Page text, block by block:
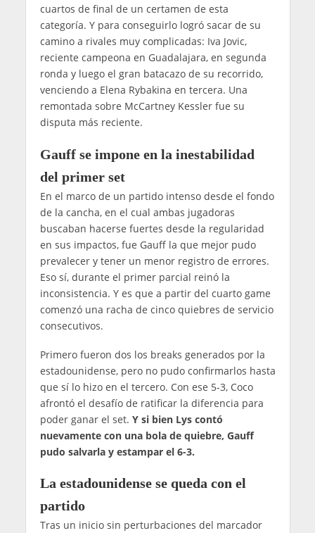
cuartos de final de un certamen de esta
categoría. Y para conseguirlo logró sacar de su
camino a rivales muy complicadas: Iva Jovic,
reciente campeona en Guadalajara, en segunda
ronda y luego el gran batacazo de su recorrido,
venciendo a Elena Rybakina en tercera. Una
remontada sobre McCartney Kessler fue su
disputa más reciente.
Gauff se impone en la inestabilidad
del primer set
En el marco de un partido intenso desde el fondo
de la cancha, en el cual ambas jugadoras
buscaban hacerse fuertes desde la regularidad
en sus impactos, fue Gauff la que mejor pudo
prevalecer y tener un menor registro de errores.
Eso sí, durante el primer parcial reinó la
inconsistencia. Y es que a partir del cuarto game
comenzó una racha de cinco quiebres de servicio
consecutivos.
Primero fueron dos los breaks generados por la
estadounidense, pero no pudo confirmarlos hasta
que sí lo hizo en el tercero. Con ese 5-3, Coco
afrontó el desafío de ratificar la diferencia para
poder ganar el set. Y si bien Lys contó
nuevamente con una bola de quiebre, Gauff
pudo salvarla y estampar el 6-3.
La estadounidense se queda con el
partido
Tras un inicio sin perturbaciones del marcador